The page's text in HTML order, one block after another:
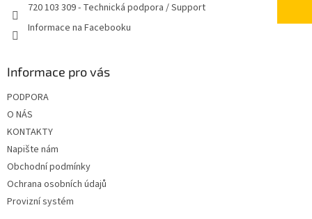
720 103 309 - Technická podpora / Support
Informace na Facebooku
Informace pro vás
PODPORA
O NÁS
KONTAKTY
Napište nám
Obchodní podmínky
Ochrana osobních údajů
Provizní systém